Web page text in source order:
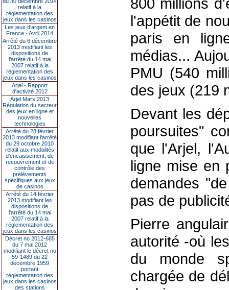
relatif à la
réglementation des
jeux dans les casinos
Les jeux d’argent en
France - Avril 2014
Arrêté du 6 décembre
2013 modifiant les
dispositions de
l’arrêté du 14 mai
2007 relatif à la
réglementation des
jeux dans les casinos
Arjel - Rapport
d'activité 2012
Arjel Mars 2013
Régulation du secteur
des jeux en ligne et
nouvelles
technologies
Arrêté du 28 février
2013 modifiant l'arrêté
du 29 octobre 2010
relatif aux modalités
d'encaissement, de
recouvrement et de
contrôle des
prélèvements
spécifiques aux jeux
de casinos
Arrêté du 14 février
2013 modifiant les
dispositions de
l'arrêté du 14 mai
2007 relatif à la
réglementation des
jeux dans les casinos
Décret no 2012-685
du 7 mai 2012
modifiant le décret no
59-1489 du 22
décembre 1959
portant
réglementation des
jeux dans les casinos
des stations
l'appétit de
paris en
médias...
PMU (540
des jeux (219
Devant les
poursuites"
que l'Arjel,
ligne mise en
demandes
pas de
Pierre
autorité -où
du monde
chargée de